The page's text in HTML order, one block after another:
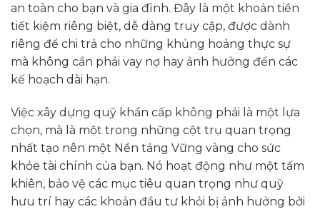
an toàn cho bạn và gia đình. Đây là một khoản tiền
tiết kiệm riêng biệt, dễ dàng truy cập, được dành
riêng để chi trả cho những khủng hoảng thực sự
mà không cần phải vay nợ hay ảnh hưởng đến các
kế hoạch dài hạn.
Việc xây dựng quỹ khẩn cấp không phải là một lựa
chọn, mà là một trong những cột trụ quan trọng
nhất tạo nên một Nền tảng Vững vàng cho sức
khỏe tài chính của bạn. Nó hoạt động như một tấm
khiên, bảo vệ các mục tiêu quan trọng như quỹ
hưu trí hay các khoản đầu tư khỏi bị ảnh hưởng bởi